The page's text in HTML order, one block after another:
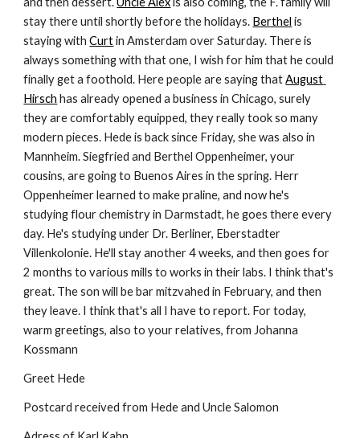
stay there until shortly before the holidays. Berthel is
staying with Curt in Amsterdam over Saturday. There is
always something with that one, I wish for him that he could
finally get a foothold. Here people are saying that August
Hirsch has already opened a business in Chicago, surely
they are comfortably equipped, they really took so many
modern pieces. Hede is back since Friday, she was also in
Mannheim. Siegfried and Berthel Oppenheimer, your
cousins, are going to Buenos Aires in the spring. Herr
Oppenheimer learned to make praline, and now he's
studying flour chemistry in Darmstadt, he goes there every
day. He's studying under Dr. Berliner, Eberstadter
Villenkolonie. He'll stay another 4 weeks, and then goes for
2 months to various mills to works in their labs. I think that's
great. The son will be bar mitzvahed in February, and then
they leave. I think that's all I have to report. For today,
warm greetings, also to your relatives, from Johanna
Kossmann
Greet Hede
Postcard received from Hede and Uncle Salomon